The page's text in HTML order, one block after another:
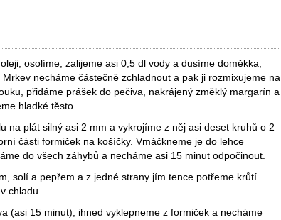
osolíme, zalijeme asi 0,5 dl vody a dusíme doměkka,
necháme částečně zchladnout a pak ji rozmixujeme na
přidáme prášek do pečiva, nakrájený změklý margarín a
hladké těsto.
na plát silný asi 2 mm a vykrojíme z něj asi deset kruhů o 2
části formiček na košíčky. Vmáčkneme je do lehce
do všech záhybů a necháme asi 15 minut odpočinout.
solí a pepřem a z jedné strany jím tence potřeme krůtí
chladu.
(asi 15 minut), ihned vyklepneme z formiček a necháme